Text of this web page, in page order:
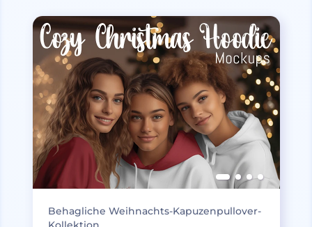
Behagliche Weihnachts-Kapuzenpullover-